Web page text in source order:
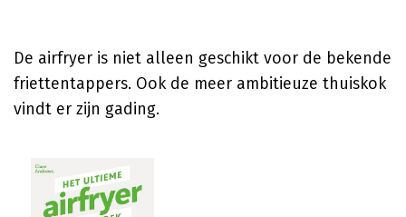
De airfryer is niet alleen geschikt voor de bekende
friettentappers. Ook de meer ambitieuze thuiskok
vindt er zijn gading.